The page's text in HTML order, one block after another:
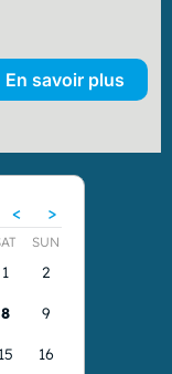
En savoir plus